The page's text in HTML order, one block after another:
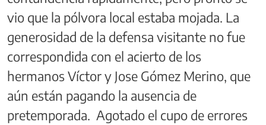
vio que la pólvora local estaba mojada. La
generosidad de la defensa visitante no fue
correspondida con el acierto de los
hermanos Víctor y Jose Gómez Merino, que
aún están pagando la ausencia de
pretemporada. Agotado el cupo de errores